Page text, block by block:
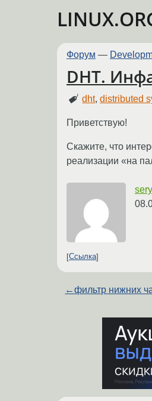
Форум —
DHT.
dht,distributed
Приветствую!
Скажите, что
реализации «на
Ссылка
←фильтр нижних